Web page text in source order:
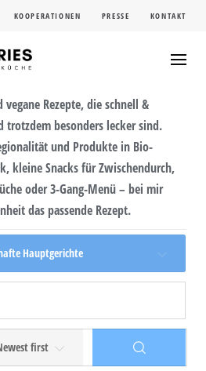
KOOPERATIONEN PRESSE KONTAKT
vegane Rezepte, die schnell &
trotzdem besonders lecker sind.
und Produkte in Bio-
kleine Snacks für Zwischendurch,
oder 3-Gang-Menü – bei mir
das passende Rezept.
Hauptgerichte